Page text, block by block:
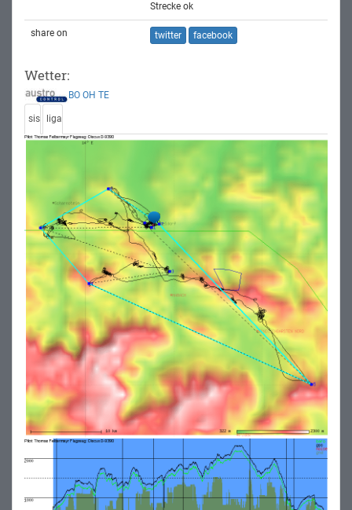
Strecke ok
share on twitter facebook
Wetter:
BO OH TE
sis liga